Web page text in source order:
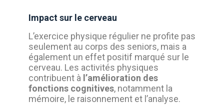
Impact sur le cerveau
L’exercice physique régulier ne profite pas
seulement au corps des seniors, mais a
également un effet positif marqué sur le
cerveau. Les activités physiques
contribuent à l’amélioration des
fonctions cognitives, notamment la
mémoire, le raisonnement et l’analyse.